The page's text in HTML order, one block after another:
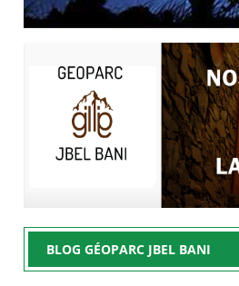
BLOG GÉOPARC JBEL BANI